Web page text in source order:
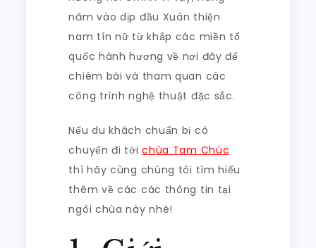
năm vào dịp đầu Xuân thiện
nam tín nữ từ khắp các miền tổ
quốc hành hương về nơi đây để
chiêm bái và tham quan các
công trình nghệ thuật đặc sắc.
Nếu du khách chuẩn bị có
chuyến đi tớichùa Tam Chúc
thì hãy cùng chúng tôi tìm hiểu
thêm về các các thông tin tại
ngôi chùa này nhé!